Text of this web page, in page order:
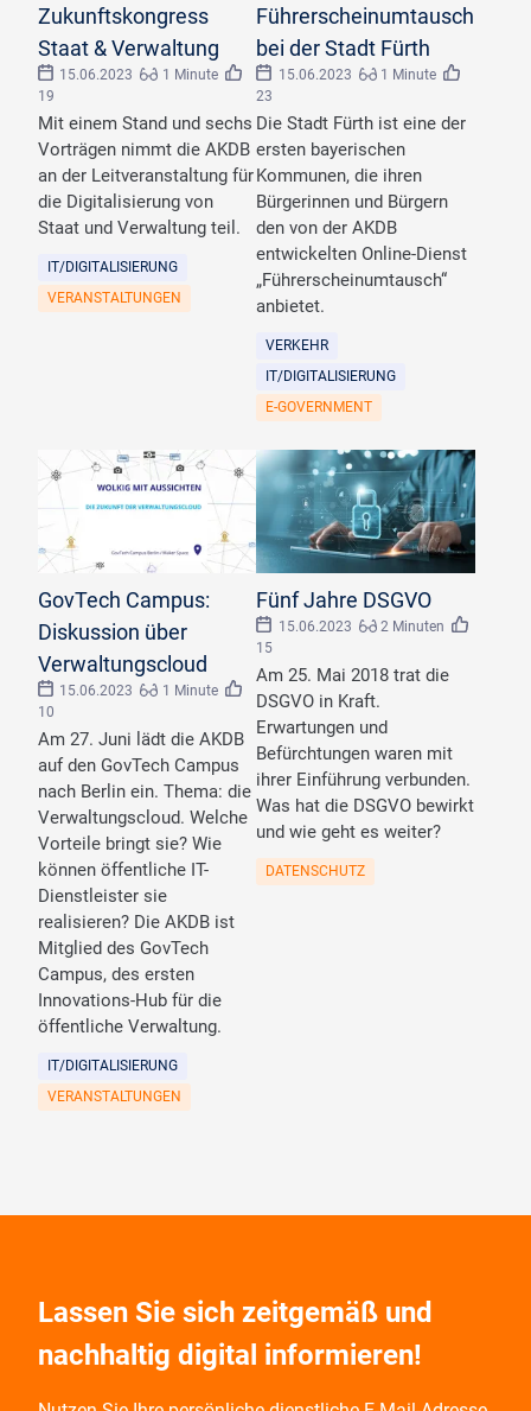
Zukunftskongress
Staat & Verwaltung
15.06.2023
1 Minute
19
Mit einem Stand und sechs
Vorträgen nimmt die AKDB
an der Leitveranstaltung für
die Digitalisierung von
Staat und Verwaltung teil.
IT/DIGITALISIERUNG
VERANSTALTUNGEN
Führerscheinumtausch
bei der Stadt Fürth
15.06.2023
1 Minute
23
Die Stadt Fürth ist eine der
ersten bayerischen
Kommunen, die ihren
Bürgerinnen und Bürgern
den von der AKDB
entwickelten Online-Dienst
„Führerscheinumtausch“
anbietet.
VERKEHR
IT/DIGITALISIERUNG
E-GOVERNMENT
GovTech Campus:
Diskussion über
Verwaltungscloud
15.06.2023
1 Minute
10
Am 27. Juni lädt die AKDB
auf den GovTech Campus
nach Berlin ein. Thema: die
Verwaltungscloud. Welche
Vorteile bringt sie? Wie
können öffentliche IT-
Dienstleister sie
realisieren? Die AKDB ist
Mitglied des GovTech
Campus, des ersten
Innovations-Hub für die
öffentliche Verwaltung.
IT/DIGITALISIERUNG
VERANSTALTUNGEN
Fünf Jahre DSGVO
15.06.2023
2 Minuten
15
Am 25. Mai 2018 trat die
DSGVO in Kraft.
Erwartungen und
Befürchtungen waren mit
ihrer Einführung verbunden.
Was hat die DSGVO bewirkt
und wie geht es weiter?
DATENSCHUTZ
Lassen Sie sich zeitgemäß und
nachhaltig digital informieren!